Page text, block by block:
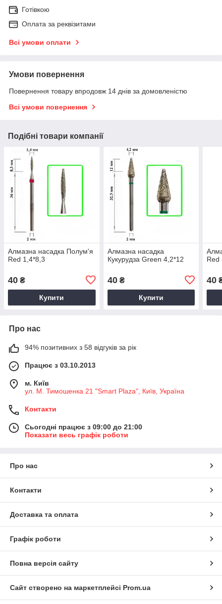
Готівкою
Оплата за реквізитами
Всі умови оплати
Умови повернення
Повернення товару впродовж 14 днів за домовленістю
Всі умови повернення
Подібні товари компанії
Алмазна насадка Полум'я
Red 1,4*8,3
40 ₴
Купити
Алмазна насадка
Кукурудза Green 4,2*12
40₴
Купити
40
Про нас
94% позитивних з 58 відгуків за рік
Працює з 03.10.2013
м. Київ
ул. М. Тимошенка 21 "Smart Plaza", Київ, Україна
Контакти
Сьогодні працює з 09:00 до 21:00
Показати весь графік роботи
Про нас
Контакти
Доставка та оплата
Графік роботи
Повна версія сайту
Сайт створено на маркетплейсі Prom.ua